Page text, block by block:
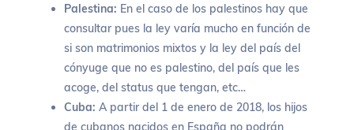
Palestina: En el caso de los palestinos hay que
consultar pues la ley varía mucho en función de
si son matrimonios mixtos y la ley del país del
cónyuge que no es palestino, del país que les
acoge, del status que tengan, etc…
Cuba: A partir del 1 de enero de 2018, los hijos
de cubanos nacidos en España no podrán